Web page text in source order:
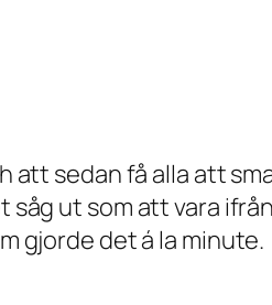
sedan få alla att
ut som att vara
gjorde det á la minute.